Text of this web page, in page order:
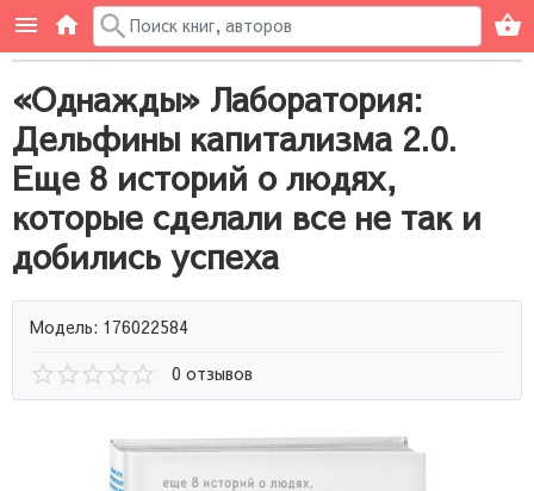
«Однажды» Лаборатория:
Дельфины капитализма 2.0.
Еще 8 историй о людях,
которые сделали все не так и
добились успеха
Модель: 176022584
0 отзывов